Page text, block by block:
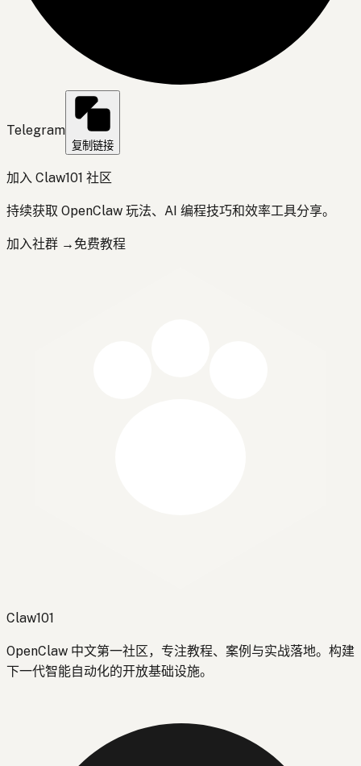
Telegram
复制链接
加入 Claw101 社区
持续获取 OpenClaw 玩法、AI 编程技巧和效率工具分享。
加入社群 → 免费教程
Claw101
OpenClaw 中文第一社区，专注教程、案例与实战落地。构建
下一代智能自动化的开放基础设施。